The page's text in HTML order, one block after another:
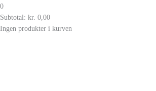
0
Subtotal: kr. 0,00
Ingen produkter i kurven